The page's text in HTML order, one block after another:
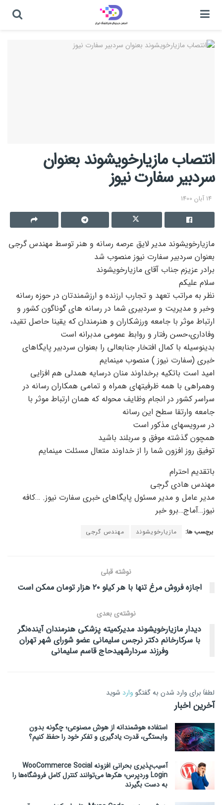
انتصاب مازیارخویشوند بعنوان
سردبیر سفارت نیوز
14 آبان 1400
مازیارخویشوند مدیر لایق عرصه رسانه و هنر توسط مهندس گرجی
بعنوان سردبیر سفارت نیوز منصوب شد
برادر عزیزم جناب آقای مازیارخویشوند
سلام علیکم
نظر به مراتب تعهد و تجارب ارزنده و ارزشمندتان در حوزه رسانه
وخبر و مدیریت و سردبیری شما در رسانه های گوناگون کشور و
ارتباط موثر با جامعه ورزشکاران و هنرمندان که یقینا حاصل تقید،
وفاداری،حسن رفتار و روابط عمومی مدبرانه است
بدینوسیله با کمال افتخار جنابعالی را بعنوان سردبیر پایگاهای
خبری (سفارت نیوز ) منصوب مینمایم
امید است باتکیه برخداوند منان درسایه همدلی هم افزایی
وهمراهی با همه ظرفیتهای همراه و تمامی همکاران رسانه در
سراسر کشور در انجام وظایف محوله که همان ارتباط موثر با
جامعه وارتقا سطح این رسانه
در سرویسهای مذکور است
همچون گذشته موفق و سربلند باشید
توفیق روز افزون شما را از خداوند متعال مسئلت مینمایم
باتقدیم احترام
مهندس هادی گرجی
مدیر عامل و مدیر مسئول پایگاهای خبری سفارت نیوز. …کافه
نیوز…آماج…برو خبر
برچسب ها: مازیارخویشوند مهندس گرجی
نوشته قبلی
اجازه فروش مرغ تنها با هر کیلو ۲۰ هزار تومان ممکن است
نوشته‌ی بعدی
دیدار مازیارخویشوند مدیرکمیته پزشکی هنرمندان آینده‌نگر
با سرکارخانم دکتر نرجس سلیمانی عضو شورای شهر تهران
وفرزند سردارشهیدحاج قاسم سلیمانی
لطفاَ برای وارد شدن به گفتگو وارد شوید
آخرین اخبار
استفاده هوشمندانه از هوش مصنوعی؛ چگونه بدون
وابستگی، قدرت یادگیری و تفکر خود را حفظ کنیم؟
آسیب‌پذیری بحرانی افزونه WooCommerce Social
Login وردپرس؛ هکرها می‌توانند کنترل کامل فروشگاه‌ها را
به دست بگیرند